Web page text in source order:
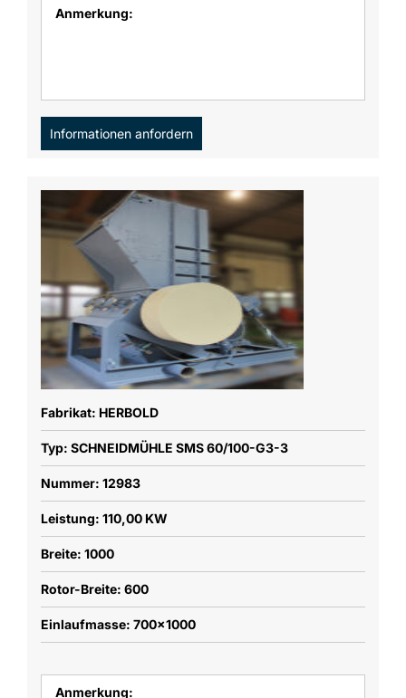
Anmerkung:
Informationen anfordern
Fabrikat: HERBOLD
Typ: SCHNEIDMÜHLE SMS 60/100-G3-3
Nummer: 12983
Leistung: 110,00 KW
Breite: 1000
Rotor-Breite: 600
Einlaufmasse: 700x1000
Anmerkung: